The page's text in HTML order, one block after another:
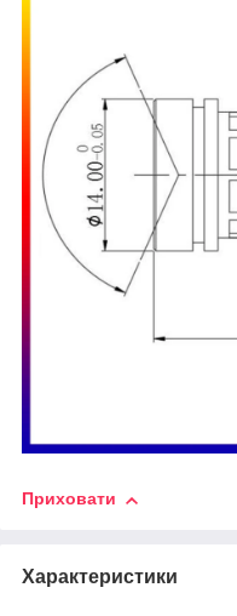
Приховати
Характеристики